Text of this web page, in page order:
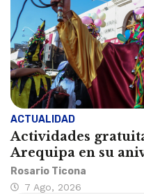
ACTUALIDAD
Actividades
Arequipa en su
Rosario Ticona
7 Ago, 2026